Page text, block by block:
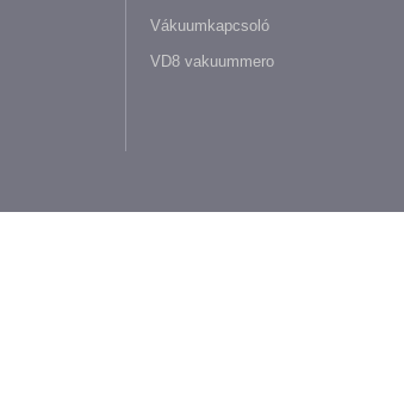
Vákuumkapcsoló
VD8 vakuummero